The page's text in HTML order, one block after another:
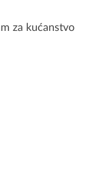
za kućanstvo